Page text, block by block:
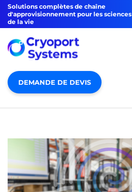
Solutions complètes de chaîne
d'approvisionnement pour les sciences
de la vie
DEMANDE DE DEVIS